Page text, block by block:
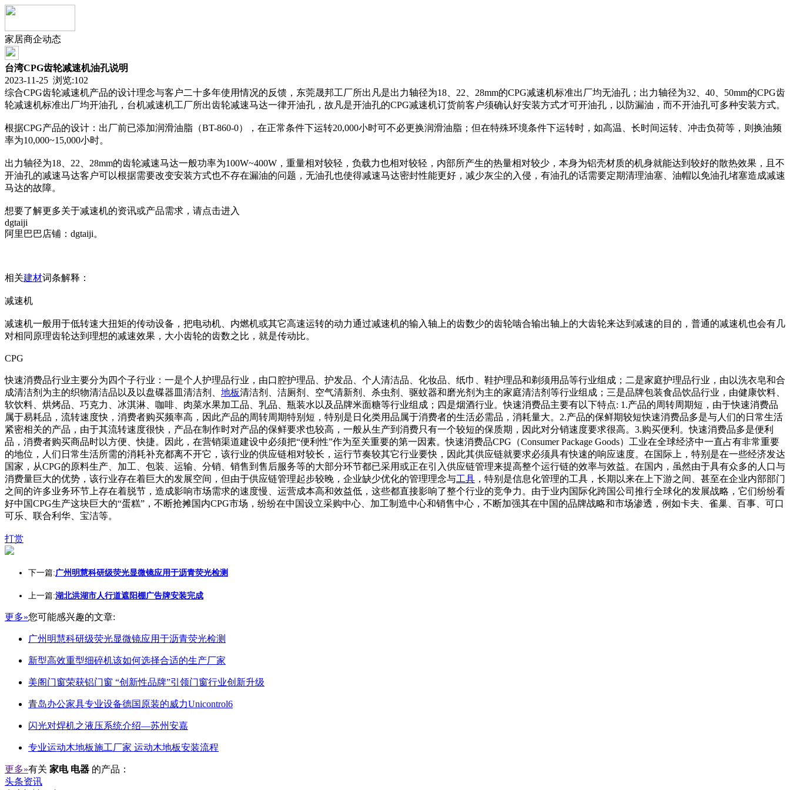
家居商企动态
台湾CPG齿轮减速机油孔说明
2023-11-25 浏览:102
综合CPG齿轮减速机产品的设计理念与客户二十多年使用情况的反馈，东莞晟邦工厂所出凡是出力轴径为18、22、28mm的CPG减速机标准出厂均无油孔；出力轴径为32、40、50mm的CPG齿
轮减速机标准出厂均开油孔，台机减速机工厂所出齿轮减速马达一律开油孔，故凡是开油孔的CPG减速机订货前客户须确认好安装方式才可开油孔，以防漏油，而不开油孔可多种安装方式。
根据CPG产品的设计：出厂前已添加润滑油脂（BT-860-0），在正常条件下运转20,000小时可不必更换润滑油脂；但在特殊环境条件下运转时，如高温、长时间运转、冲击负荷等，则换油频
率为10,000~15,000小时。
出力轴径为18、22、28mm的齿轮减速马达一般功率为100W~400W，重量相对较轻，负载力也相对较轻，内部所产生的热量相对较少，本身为铝壳材质的机身就能达到较好的散热效果，且不
开油孔的减速马达客户可以根据需要改变安装方式也不存在漏油的问题，无油孔也使得减速马达密封性能更好，减少灰尘的入侵，有油孔的话需要定期清理油塞、油帽以免油孔堵塞造成减速
马达的故障。
想要了解更多关于减速机的资讯或产品需求，请点击进入
dgtaiji
阿里巴巴店铺：dgtaiji。
相关建材词条解释：
减速机
减速机一般用于低转速大扭矩的传动设备，把电动机、内燃机或其它高速运转的动力通过减速机的输入轴上的齿数少的齿轮啮合输出轴上的大齿轮来达到减速的目的，普通的减速机也会有几
对相同原理齿轮达到理想的减速效果，大小齿轮的齿数之比，就是传动比。
CPG
快速消费品行业主要分为四个子行业：一是个人护理品行业，由口腔护理品、护发品、个人清洁品、化妆品、纸巾、鞋护理品和剃须用品等行业组成；二是家庭护理品行业，由以洗衣皂和合
成清洁剂为主的织物清洁品以及以盘碟器皿清洁剂、 地板清洁剂、洁厕剂、空气清新剂、杀虫剂、驱蚊器和磨光剂为主的家庭清洁剂等行业组成；三是品牌包装食品饮品行业，由健康饮料、
软饮料、烘烤品、巧克力、冰淇淋、咖啡、肉菜水果加工品、乳品、瓶装水以及品牌米面糖等行业组成；四是烟酒行业。快速消费品主要有以下特点: 1.产品的周转周期短，由于快速消费品
属于易耗品，流转速度快，消费者购买频率高，因此产品的周转周期特别短，特别是日化类用品属于消费者的生活必需品，消耗量大。2.产品的保鲜期较短快速消费品多是与人们的日常生活
紧密相关的产品，由于其流转速度很快，产品在制作时对产品的保鲜要求也较高，一般从生产到消费只有一个较短的保质期，因此对分销速度要求很高。3.购买便利。快速消费品多是便利
品，消费者购买商品时以方便、快捷。因此，在营销渠道建设中必须把“便利性”作为至关重要的第一因素。快速消费品CPG（Consumer Package Goods）工业在全球经济中一直占有非常重要
的地位，人们日常生活所需的消耗补充都离不开它，该行业的供应链相对较长，运行节奏较其它行业要快，因此其供应链就要求必须具有快速的响应速度。在国际上，特别是在一些经济发达
国家，从CPG的原料生产、加工、包装、运输、分销、销售到售后服务等的大部分环节都已采用或正在引入供应链管理来提高整个运行链的效率与效益。在国内，虽然由于具有众多的人口与
消费量巨大的优势，该行业存在着巨大的发展空间，但由于供应链管理起步较晚，企业缺少优化的管理理念与工具 ，特别是信息化管理的工具，长期以来在上下游之间、甚至在企业内部部门
之间的许多业务环节上存在着脱节，造成影响市场需求的速度慢、运营成本高和效益低，这些都直接影响了整个行业的竞争力。由于业内国际化跨国公司推行全球化的发展战略，它们纷纷看
好中国CPG生产这块巨大的“蛋糕”，不断抢摊国内CPG市场，纷纷在中国设立采购中心、加工制造中心和销售中心，不断加强其在中国的品牌战略和市场渗透，例如卡夫、雀巢、百事、可口
可乐、联合利华、宝洁等。
打赏
下一篇:广州明慧科研级荧光显微镜应用于沥青荧光检测
上一篇:湖北洪湖市人行道遮阳棚广告牌安装完成
更多»您可能感兴趣的文章:
广州明慧科研级荧光显微镜应用于沥青荧光检测
新型高效重型细碎机该如何选择合适的生产厂家
美阁门窗荣获铝门窗 “创新性品牌”引领门窗行业创新升级
青岛办公家具专业设备德国原装的威力Unicontrol6
闪光对焊机之液压系统介绍—苏州安嘉
专业运动木地板施工厂家 运动木地板安装流程
更多»有关 家电 电器 的产品：
头条资讯